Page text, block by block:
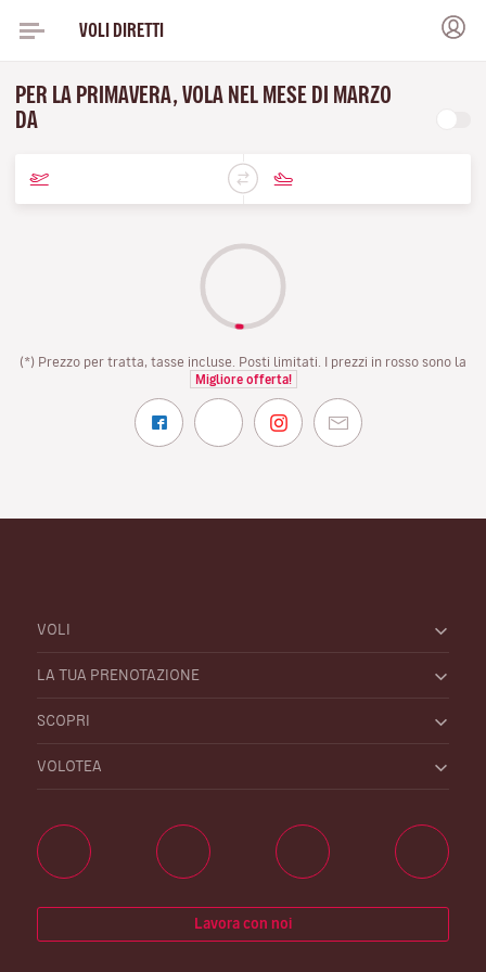
VOLI DIRETTI
PER LA PRIMAVERA, VOLA NEL MESE DI MARZO
DA
(*) Prezzo per tratta, tasse incluse. Posti limitati. I prezzi in rosso sono la
Migliore offerta!
VOLI
LA TUA PRENOTAZIONE
SCOPRI
VOLOTEA
Lavora con noi